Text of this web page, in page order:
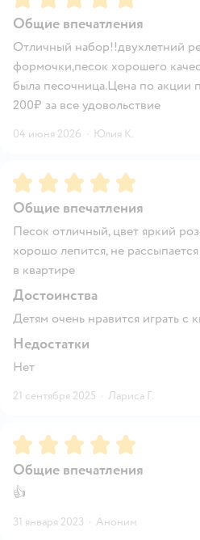
Общие впечатления
Отличный набор!!двухлетний
формочки,песок хорошего
была песочница.Цена по акции
200₽ за все удовольствие
04 июня 2026 · Юлия К.
Рейтинг:5
Общие впечатления
Песок отличный, цвет яркий
хорошо лепится, не
в квартире
Достоинства
Детям очень нравится играть с
Недостатки
Нет
21 сентября 2025 · Лариса Г.
Рейтинг:5
Общие впечатления
👍
31 января 2023 · Аноним